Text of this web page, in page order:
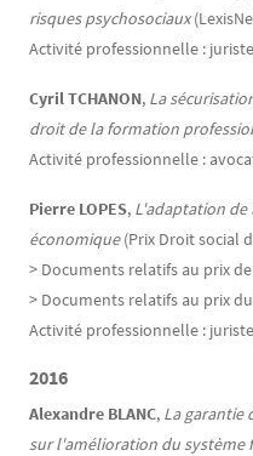
risques psychosociaux
Activité professionnelle :
Cyril TCHANON, La
droit de la formation
Activité professionnelle :
Pierre LOPES, L'adaptation
économique(Prix Droit social
> Documents relatifs au prix
> Documents relatifs au prix
Activité professionnelle :
2016
Alexandre BLANC, La garantie
sur l'amélioration du système